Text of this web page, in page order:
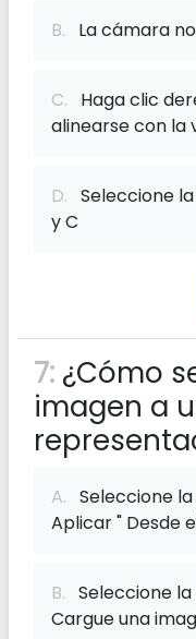
B. La cámara
C. Haga clic
alinearse con la
D. Seleccione
y C
7: ¿Cómo
imagen a
A. Seleccione
Aplicar " Desde
B. Seleccione
Cargue una